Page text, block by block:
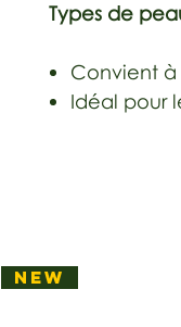
Types de
Convient à
Idéal pour
NEW